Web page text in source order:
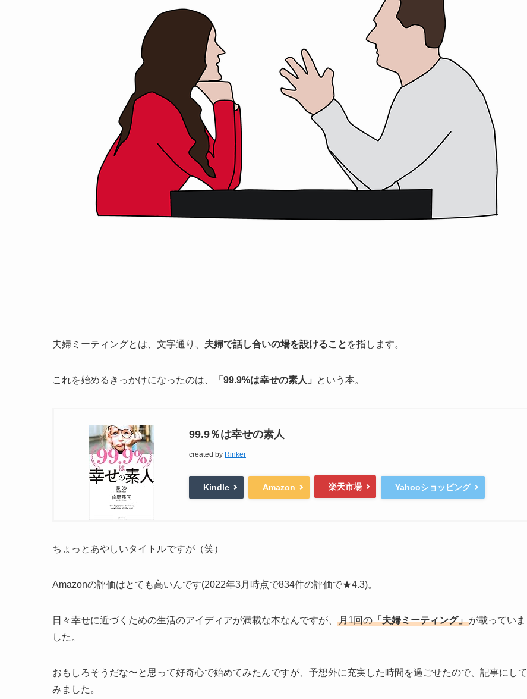
夫婦ミーティングとは、文字通り、 夫婦で話し合いの場を設けること を指します。
これを始めるきっかけになったのは、 「99.9%は幸せの素人」 という本。
99.9％は幸せの素人
created by Rinker
Kindle Amazon 楽天市場 Yahooショッピング
ちょっとあやしいタイトルですが（笑）
Amazonの評価はとても高いんです(2022年3月時点で834件の評価で★4.3)。
日々幸せに近づくための生活のアイディアが満載な本なんですが、 月1回の「夫婦ミーティング」が載っていま
した。
おもしろそうだな〜と思って好奇心で始めてみたんですが、予想外に充実した時間を過ごせたので、記事にして
みました。